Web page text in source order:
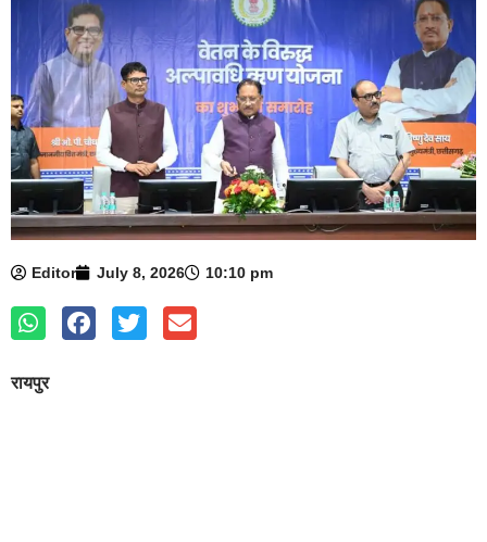
Editor July 8, 2026 10:10 pm
रायपुर